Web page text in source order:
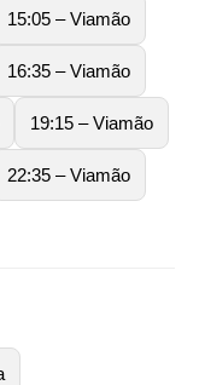
15:05 – Viamão
16:35 – Viamão
19:15 – Viamão
22:35 – Viamão